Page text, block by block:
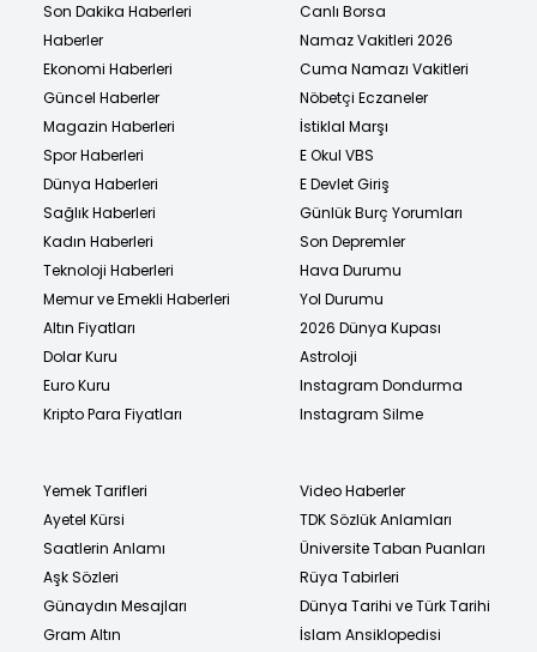
Son Dakika Haberleri
Haberler
Ekonomi Haberleri
Güncel Haberler
Magazin Haberleri
Spor Haberleri
Dünya Haberleri
Sağlık Haberleri
Kadın Haberleri
Teknoloji Haberleri
Memur ve Emekli Haberleri
Altın Fiyatları
Dolar Kuru
Euro Kuru
Kripto Para Fiyatları
Canlı Borsa
Namaz Vakitleri 2026
Cuma Namazı Vakitleri
Nöbetçi Eczaneler
İstiklal Marşı
E Okul VBS
E Devlet Giriş
Günlük Burç Yorumları
Son Depremler
Hava Durumu
Yol Durumu
2026 Dünya Kupası
Astroloji
Instagram Dondurma
Instagram Silme
Yemek Tarifleri
Ayetel Kürsi
Saatlerin Anlamı
Aşk Sözleri
Günaydın Mesajları
Gram Altın
Video Haberler
TDK Sözlük Anlamları
Üniversite Taban Puanları
Rüya Tabirleri
Dünya Tarihi ve Türk Tarihi
İslam Ansiklopedisi